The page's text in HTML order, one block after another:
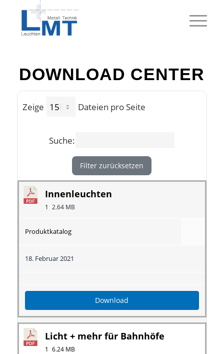
DOWNLOAD CENTER
Zeige Dateien pro Seite
Suche:
Filter zurücksetzen
Innenleuchten
1 2.64 MB
Produktkatalog
18. Februar 2021
Download
Licht + mehr für Bahnhöfe
1 6.24 MB